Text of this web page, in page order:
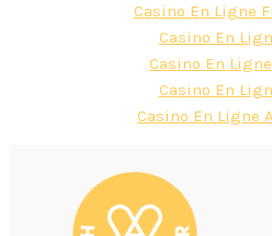
Casino En Ligne
Casino En
Casino En
Casino En
Casino En Ligne